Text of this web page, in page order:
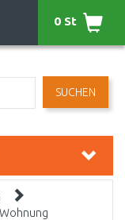
SUCHEN
0 St